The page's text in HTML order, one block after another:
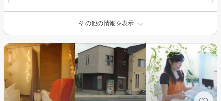
その他の情報を表示